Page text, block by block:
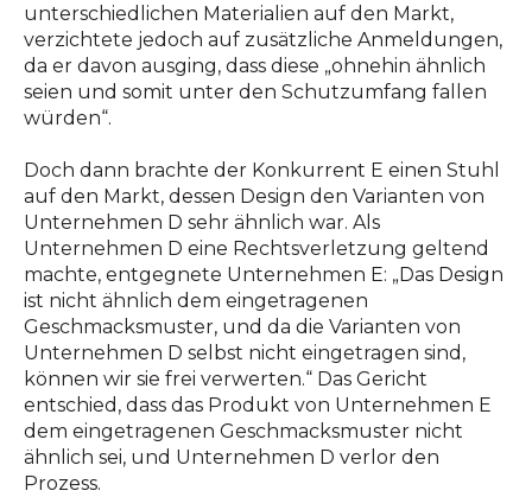
unterschiedlichen Materialien auf den Markt,
verzichtete jedoch auf zusätzliche Anmeldungen,
da er davon ausging, dass diese „ohnehin ähnlich
seien und somit unter den Schutzumfang fallen
würden“.
Doch dann brachte der Konkurrent E einen Stuhl
auf den Markt, dessen Design den Varianten von
Unternehmen D sehr ähnlich war. Als
Unternehmen D eine Rechtsverletzung geltend
machte, entgegnete Unternehmen E: „Das Design
ist nicht ähnlich dem eingetragenen
Geschmacksmuster, und da die Varianten von
Unternehmen D selbst nicht eingetragen sind,
können wir sie frei verwerten.“ Das Gericht
entschied, dass das Produkt von Unternehmen E
dem eingetragenen Geschmacksmuster nicht
ähnlich sei, und Unternehmen D verlor den
Prozess.